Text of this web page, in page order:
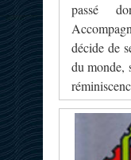
passé
décide de
du monde,